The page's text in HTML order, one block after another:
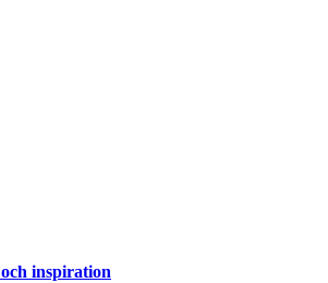
inspiration